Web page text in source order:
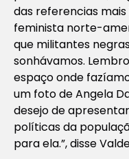
das referencias
feminista norte-
que militantes
sonhávamos.
espaço onde
um foto de Angela
desejo de
políticas da
para ela.”, disse